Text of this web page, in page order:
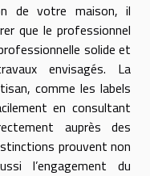
de votre maison, il
que le professionnel
solide et
envisagés. La
comme les labels
en consultant
auprès des
prouvent non
l’engagement du